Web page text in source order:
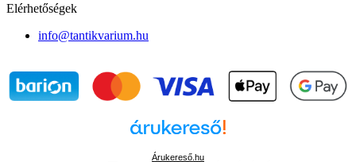
Elérhetőségek
info@tantikvarium.hu
Árukereső.hu